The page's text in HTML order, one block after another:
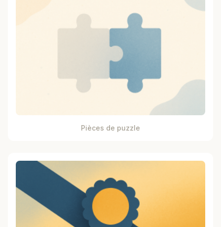
Pièces de puzzle